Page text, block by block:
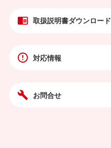
取扱説明書ダウンロード
対応情報
お問合せ